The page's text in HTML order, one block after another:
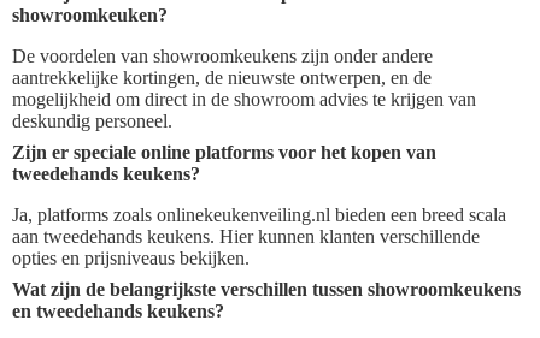
showroomkeuken?
De voordelen van showroomkeukens zijn onder andere
aantrekkelijke kortingen, de nieuwste ontwerpen, en de
mogelijkheid om direct in de showroom advies te krijgen van
deskundig personeel.
Zijn er speciale online platforms voor het kopen van
tweedehands keukens?
Ja, platforms zoals onlinekeukenveiling.nl bieden een breed scala
aan tweedehands keukens. Hier kunnen klanten verschillende
opties en prijsniveaus bekijken.
Wat zijn de belangrijkste verschillen tussen showroomkeukens
en tweedehands keukens?